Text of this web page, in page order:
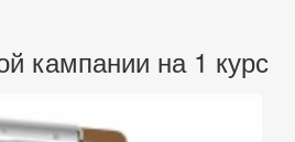
кампании на 1 курс